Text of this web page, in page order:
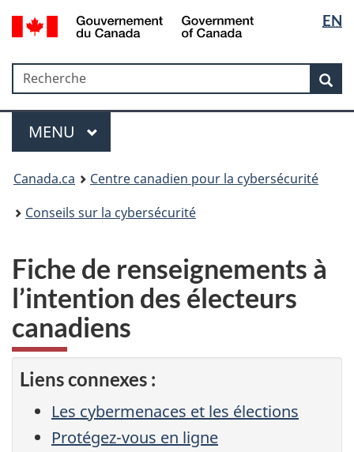
Passer
au
Passer
à
sujet
du
Passer
à
HTML
simplifiée
la
langue
EN
Government
Gouvernement
du
Recherche
Recherche
Menu
MAIN
MENU
Canada.ca
Centre canadien pour la cybersécurité
Conseils sur la cybersécurité
Fiche de renseignements à
l’intention des électeurs
canadiens
Liens connexes :
Les cybermenaces et les élections
Protégez-vous en ligne